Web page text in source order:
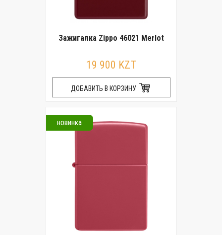
Зажигалка Zippo 46021 Merlot
19 900 KZT
ДОБАВИТЬ В КОРЗИНУ
новинка